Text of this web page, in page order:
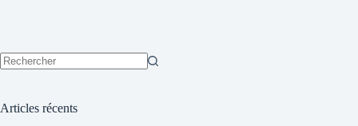
Articles récents